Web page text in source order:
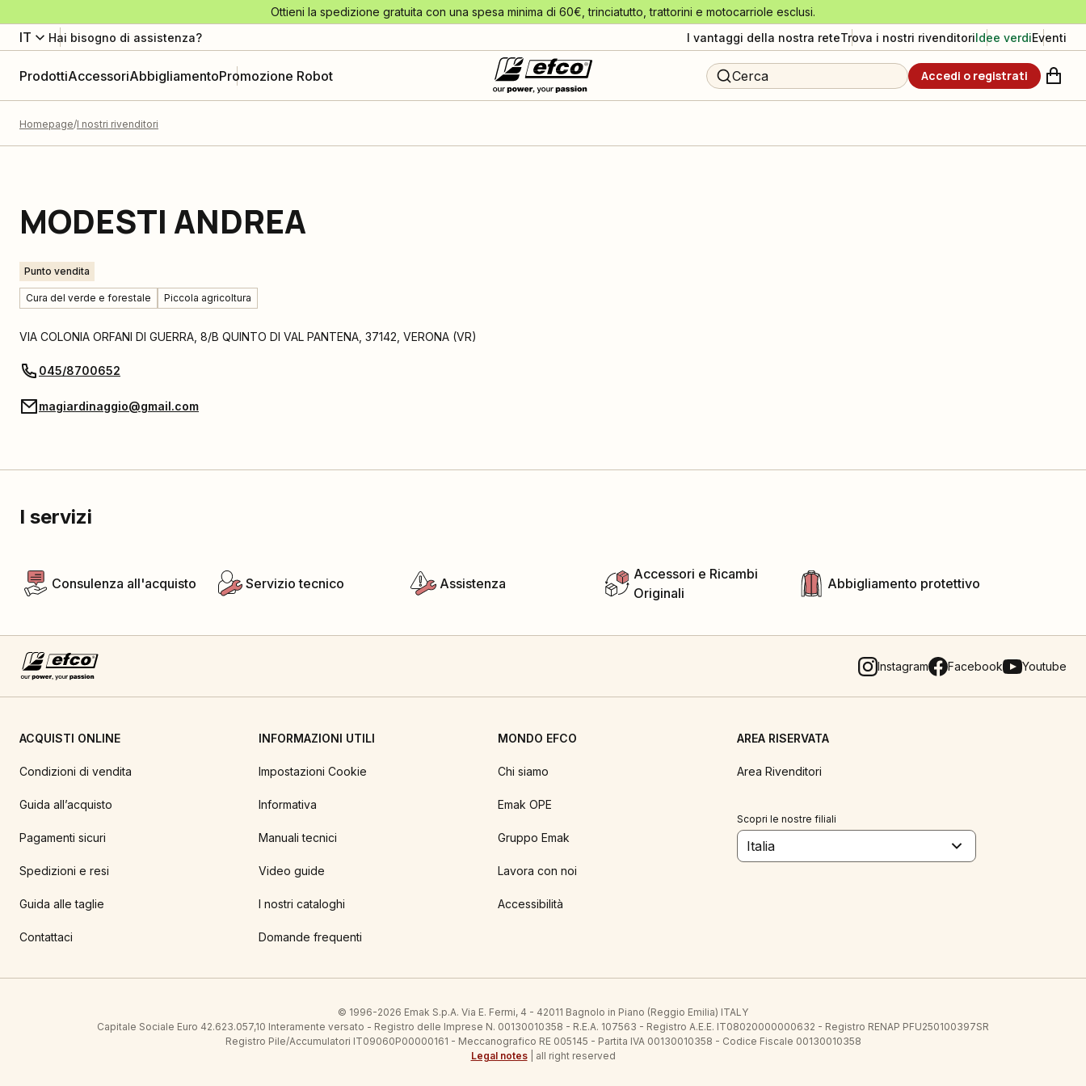
Ottieni la spedizione gratuita con una spesa minima di 60€, trinciatutto, trattorini e motocarriole esclusi.
IT Hai bisogno di assistenza? I vantaggi della nostra reteTrova i nostri rivenditoriIdee verdiEventi
ProdottiAccessoriAbbigliamentoPromozione Robot Cerca Accedi o registrati
Homepage I nostri rivenditori
MODESTI ANDREA
Punto vendita
Cura del verde e forestale Piccola agricoltura
VIA COLONIA ORFANI DI GUERRA, 8/B QUINTO DI VAL PANTENA 37142 VERONA (VR)
045/8700652
magiardinaggio@gmail.com
I servizi
Consulenza all'acquisto Servizio tecnico Assistenza
Accessori e Ricambi
Originali
Abbigliamento protettivo
Instagram Facebook Youtube
ACQUISTI ONLINE
Condizioni di vendita
Guida all’acquisto
Pagamenti sicuri
Spedizioni e resi
Guida alle taglie
Contattaci
INFORMAZIONI UTILI
Impostazioni Cookie
Informativa
Manuali tecnici
Video guide
I nostri cataloghi
Domande frequenti
MONDO EFCO
Chi siamo
Emak OPE
Gruppo Emak
Lavora con noi
Accessibilità
AREA RISERVATA
Area Rivenditori
Scopri le nostre filiali
Italia
© 1996-2026 Emak S.p.A. Via E. Fermi, 4 - 42011 Bagnolo in Piano (Reggio Emilia) ITALY
Capitale Sociale Euro 42.623.057,10 Interamente versato - Registro delle Imprese N. 00130010358 - R.E.A. 107563 - Registro A.E.E. IT08020000000632 - Registro RENAP PFU250100397SR
Registro Pile/Accumulatori IT09060P00000161 - Meccanografico RE 005145 - Partita IVA 00130010358 - Codice Fiscale 00130010358
Legal notes| all right reserved